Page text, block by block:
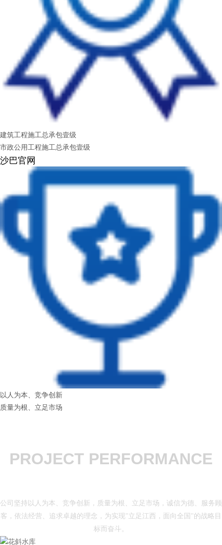
建筑工程施工总承包壹级
市政公用工程施工总承包壹级
沙巴官网
以人为本、竞争创新
质量为根、立足市场
PROJECT PERFORMANCE
公司坚持以人为本、竞争创新，质量为根、立足市场，诚信为德、服务顾
客，依法经营、追求卓越的理念，为实现"立足江西，面向全国"的战略目
标而奋斗。